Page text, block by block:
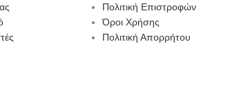
Πολιτική Επιστροφών
Όροι Χρήσης
Πολιτική Απορρήτου